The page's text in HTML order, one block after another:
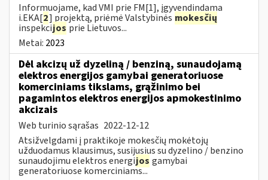
Informuojame, kad VMI prie FM[1], įgyvendindama
i.EKA[2] projektą, priėmė Valstybinės mokesčių
inspekcijos prie Lietuvos...
Metai: 2023
Dėl akcizų už dyzeliną / benziną, sunaudojamą
elektros energijos gamybai generatoriuose
komerciniams tikslams, grąžinimo bei
pagamintos elektros energijos apmokestinimo
akcizais
Web turinio sąrašas 2022-12-12
Atsižvelgdami į praktikoje mokesčių mokėtojų
užduodamus klausimus, susijusius su dyzelino / benzino
sunaudojimu elektros energijos gamybai
generatoriuose komerciniams...